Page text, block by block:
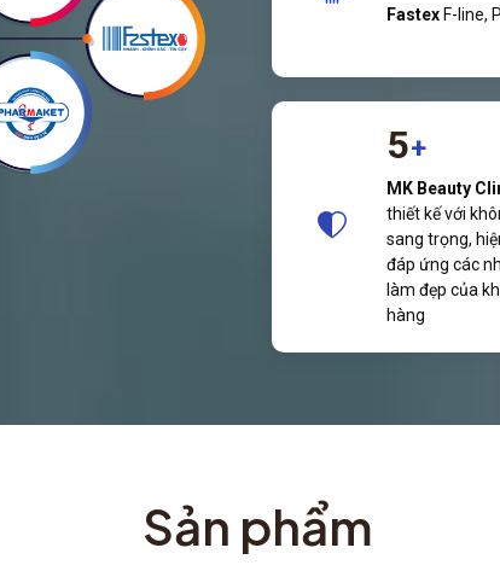
Fastex F-line,
5+
MK Beauty
thiết kế với
sang trọng,
đáp ứng các
làm đẹp của
hàng
Sản phẩm